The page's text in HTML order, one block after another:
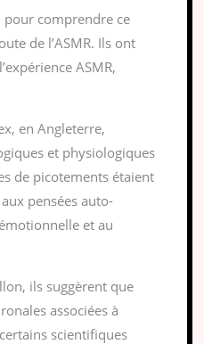
pour comprendre ce
de l’ASMR. Ils ont
ASMR,
en Angleterre,
et physiologiques
de picotements étaient
pensées auto-
et au
ils suggèrent que
associées à
scientifiques